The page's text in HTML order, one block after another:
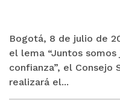
Bogotá, 8 de julio de
el lema “Juntos
confianza”, el Consejo
realizará el...